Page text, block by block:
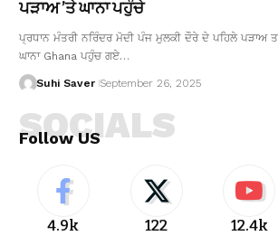
ਪੜਾਅ ’ਤੇ ਘਾਨਾ ਪਹੁੰਚੇ
ਪ੍ਰਧਾਨ ਮੰਤਰੀ ਨਰਿੰਦਰ ਮੋਦੀ ਪੰਜ ਮੁਲਕੀ ਦੌਰੇ ਦੇ ਪਹਿਲੇ ਪੜਾਅ
ਘਾਨਾ Ghana ਪਹੁੰਚ ਗਏ…
Suhi Saver September 26, 2025
Follow US
SOCIALS
4.9k 122 12.4k